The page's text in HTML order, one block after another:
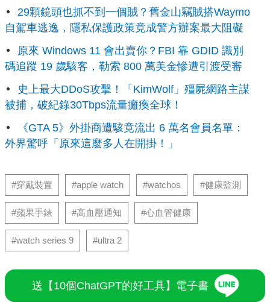
29顆鏡頭也抓不到一個賊？舊金山竊賊搭Waymo
自駕車逃逸，隱私保護政策竟成警方辦案最大阻礙
原來 Windows 11 會出賣你？FBI 靠 GDID 識別
碼追蹤 19 歲駭客，勒索 800 萬美金慘遭引渡受審
史上最大DDoS攻擊！「KimWolf」殭屍網路主謀
被捕，破紀錄30Tbps流量癱瘓全球！
《GTA 5》外掛商遭駭竟流出 6 萬名會員名單：
外界驚呼「原來這麼多人在開掛！」
#穿戴裝置 #apple watch #watchos #健康監測
#蘋果手錶 #高血壓通知 #心血管健康
#watch series 9 #ultra 2
送【10個ChatGPT的好工具】電子書